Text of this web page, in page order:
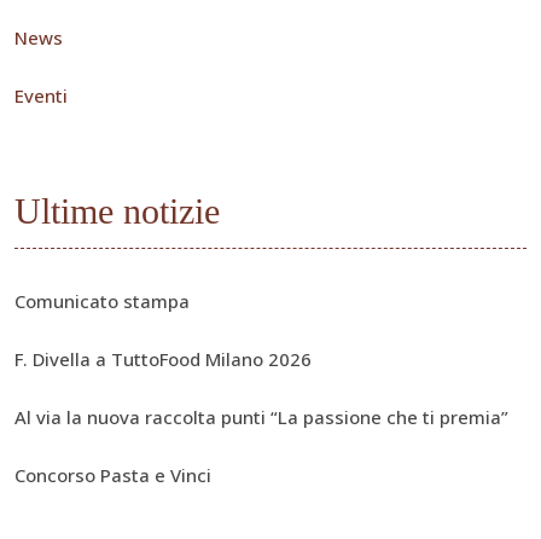
News
Eventi
Ultime notizie
Comunicato stampa
F. Divella a TuttoFood Milano 2026
Al via la nuova raccolta punti “La passione che ti premia”
Concorso Pasta e Vinci